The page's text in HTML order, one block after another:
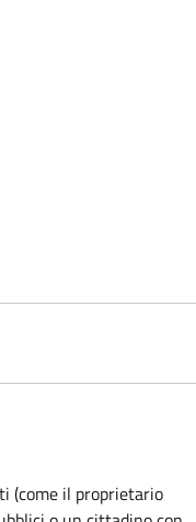
(come il proprietario